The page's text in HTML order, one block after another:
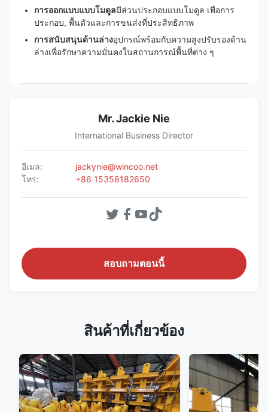
การออกแบบแบบโมดูลมีส่วนประกอบแบบโมดูล เพื่อการ
ประกอบ, พื้นตัวและการขนส่งที่ประสิทธิภาพ
การสนับสนุนด้านล่างอุปกรณ์พร้อมกับความสูงปรับรองด้าน
ล่างเพื่อรักษาความมั่นคงในสถานการณ์พื้นที่ต่าง ๆ
Mr. Jackie Nie
International Business Director
อีเมล:
jackynie@wincoo.net
โทร:
+86 15358182650
สอบถามตอนนี้
สินค้าที่เกี่ยวข้อง